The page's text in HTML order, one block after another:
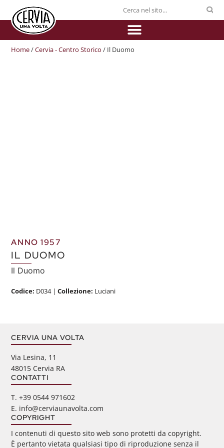
Home/Cervia - Centro Storico / Il Duomo
ANNO 1957
IL DUOMO
Il Duomo
Codice: D034|Collezione: Luciani
CERVIA UNA VOLTA
Via Lesina, 11
48015 Cervia RA
CONTATTI
‭T. +39 0544 971602
E. info@cerviaunavolta.com
COPYRIGHT
I contenuti di questo sito web sono protetti da copyright.
È pertanto vietata qualsiasi tipo di riproduzione senza il